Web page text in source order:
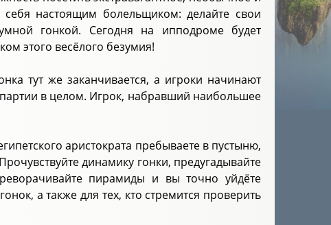
настоящим болельщиком: делайте свои
гонкой. Сегодня на ипподроме будет
этого весёлого безумия!
тут же заканчивается, а игроки начинают
в целом. Игрок, набравший наибольшее
аристократа пребываете в пустыню,
динамику гонки, предугадывайте
пирамиды и вы точно уйдёте
а также для тех, кто стремится проверить